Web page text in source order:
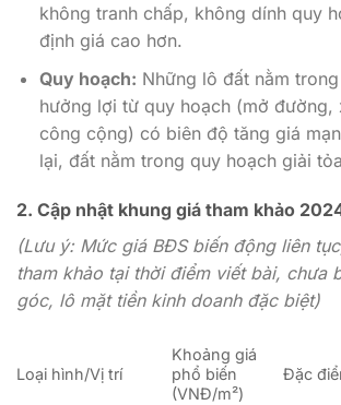
không tranh chấp, không dính quy
định giá cao hơn.
Quy hoạch: Những lô đất nằm
hưởng lợi từ quy hoạch (mở đường,
công cộng) có biên độ tăng giá
lại, đất nằm trong quy hoạch giải
2. Cập nhật khung giá tham khảo
(Lưu ý: Mức giá BĐS biến động liên
tham khảo tại thời điểm viết bài, chưa
góc, lô mặt tiền kinh doanh đặc biệt)
Loại hình/Vị trí
Khoảng giá
phổ biến
(VNĐ/m²)
Đặc